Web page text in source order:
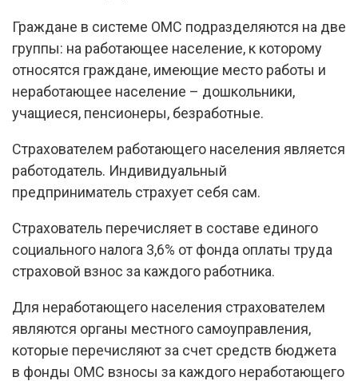
Граждане в системе ОМС подразделяются на две
группы: на работающее население, к которому
относятся граждане, имеющие место работы и
неработающее население – дошкольники,
учащиеся, пенсионеры, безработные.
Страхователем работающего населения является
работодатель. Индивидуальный
предприниматель страхует себя сам.
Страхователь перечисляет в составе единого
социального налога 3,6% от фонда оплаты труда
страховой взнос за каждого работника.
Для неработающего населения страхователем
являются органы местного самоуправления,
которые перечисляют за счет средств бюджета
в фонды ОМС взносы за каждого неработающего